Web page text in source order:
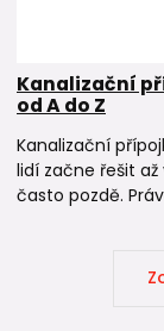
Kanalizační
od A do Z
Kanalizační
lidí začne řešit
často pozdě.